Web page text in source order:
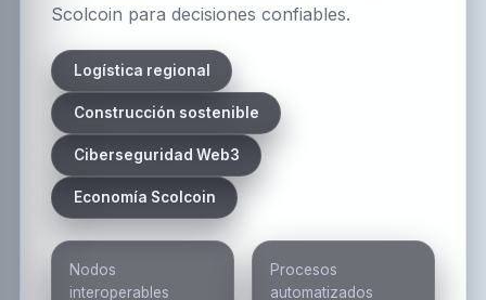
Scolcoin para decisiones confiables.
Logística regional
Construcción sostenible
Ciberseguridad Web3
Economía Scolcoin
Nodos
interoperables
Procesos
automatizados